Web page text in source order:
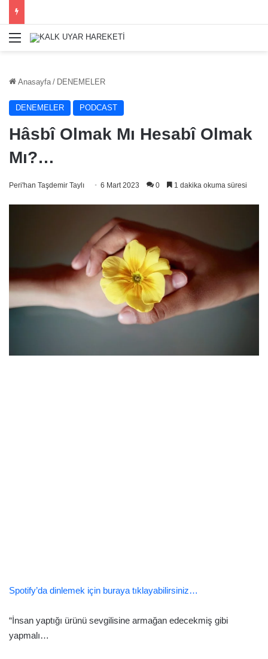
Menü
Anasayfa / DENEMELER
DENEMELER PODCAST
Hâsbî Olmak Mı Hesabî Olmak
Mı?…
Peri'han Taşdemir Taylı 6 Mart 2023 0 1 dakika okuma süresi
Spotify’da dinlemek için buraya tıklayabilirsiniz…
“İnsan yaptığı ürünü sevgilisine armağan edecekmiş gibi
yapmalı…